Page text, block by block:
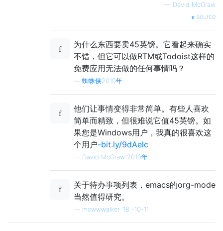
— David McGraw
source
为什么东西要卖45英镑。它看起来确实
不错，但它可以做RTM或Todoist这样的
免费应用无法做的任何事情吗？
蜘蛛侠2010年
他们让事情变得非常简单。有些人喜欢
简单而精致，但很难说它值45英镑。如
果您是Windows用户，我真的很喜欢这
个用户-bit.ly/9dAelc
— David McGraw 2010年
关于待办事项列表，emacs的org-mode
当然值得研究。
mowwwalker '18 -10-11